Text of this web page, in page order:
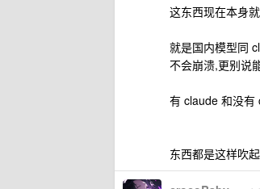
这东西现在本身
就是国内模型同
不会崩溃,更别说
有 claude 和没有
东西都是这样吹